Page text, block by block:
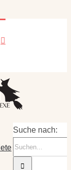
Suche nach: